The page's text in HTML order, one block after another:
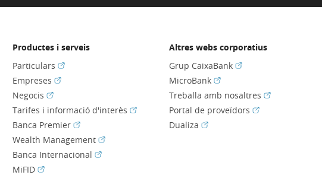
nova)
nova)
Productes i serveis
Particulars (Obre en finestra nova)
Empreses (Obre en finestra nova)
Negocis (Obre en finestra nova)
Tarifes i informació d'interès (Obre en finestra nova)
Banca Premier (Obre en finestra nova)
Wealth Management (Obre en finestra nova)
Banca Internacional (Obre en finestra nova)
MiFID (Obre en finestra nova)
Altres webs corporatius
Grup CaixaBank(Obre en finestra nova)
MicroBank(Obre en finestra nova)
Treballa amb nosaltres(Obre en
Portal de proveïdors(Obre en finestra
Dualiza(Obre en finestra nova)